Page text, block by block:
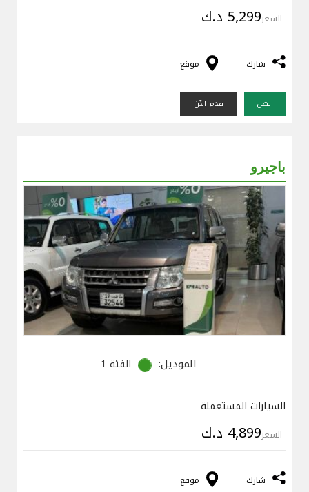
السعر5,299 د.ك
شارك موقع
اتصل قدم الآن
باجيرو
الموديل: الفئة 1
السيارات المستعملة
السعر4,899 د.ك
شارك موقع